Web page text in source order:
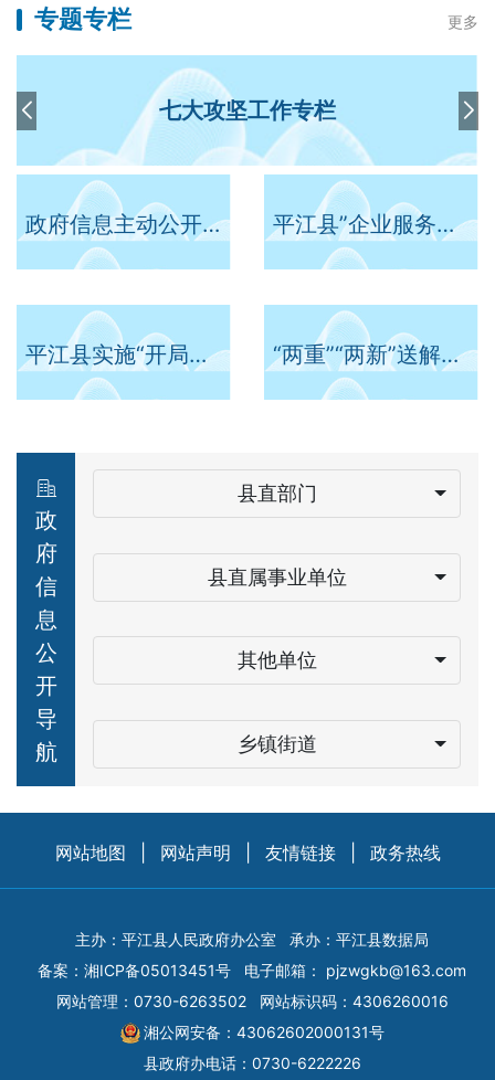
专题专栏 更多
七大攻坚工作专栏
政府信息主动公开事项目录 平江县”企业服务年“行动专题
平江县实施“开局八好”行动 “两重”“两新”送解优专项行动
政
府
信
息
公
开
导
航
县直部门
县直属事业单位
其他单位
乡镇街道
网站地图 网站声明 友情链接 政务热线
主办：平江县人民政府办公室
承办：平江县数据局
备案： 湘ICP备05013451号 电子邮箱： pjzwgkb@163.com
网站管理：0730-6263502
网站标识码：4306260016
湘公网安备：43062602000131号
县政府办电话：0730-6222226